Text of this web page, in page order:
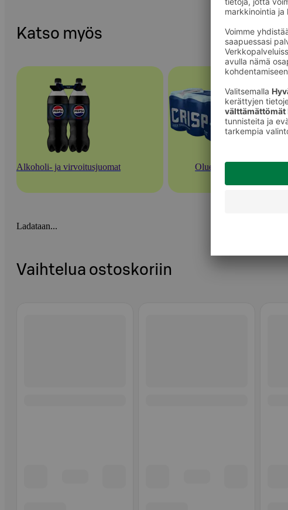
Katso myös
Alkoholi- ja virvoitusjuomat Oluet
Ladataan...
Vaihtelua ostoskoriin